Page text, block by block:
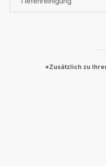
*Zusätzlich zu